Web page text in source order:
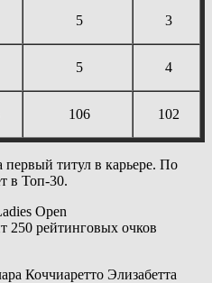
5 3
5 4
106 102
первый титул в карьере. По
в Топ-30.
Open
250 рейтинговых очков
Коччиаретто Элизабетта